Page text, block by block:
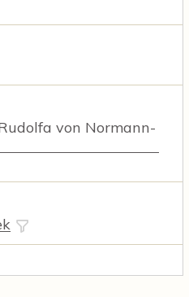
von Normann-